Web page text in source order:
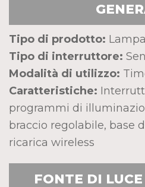
Tipo di prodotto:
Tipo di interruttore:
Modalità di utilizzo:
Caratteristiche:
programmi di
braccio regolabile, base
ricarica wireless
FONTE DI LUCE